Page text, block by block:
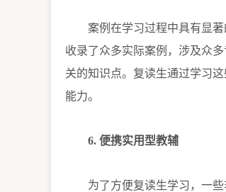
案例在学习过程中具有显
收录了众多实际案例，涉及众
关的知识点。复读生通过学习
能力。
6. 便携实用型教辅
为了方便复读生学习，一